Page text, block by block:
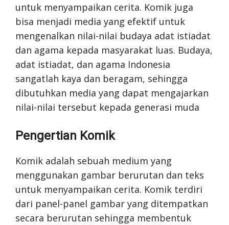
untuk menyampaikan cerita. Komik juga
bisa menjadi media yang efektif untuk
mengenalkan nilai-nilai budaya adat istiadat
dan agama kepada masyarakat luas. Budaya,
adat istiadat, dan agama Indonesia
sangatlah kaya dan beragam, sehingga
dibutuhkan media yang dapat mengajarkan
nilai-nilai tersebut kepada generasi muda
Pengertian Komik
Komik adalah sebuah medium yang
menggunakan gambar berurutan dan teks
untuk menyampaikan cerita. Komik terdiri
dari panel-panel gambar yang ditempatkan
secara berurutan sehingga membentuk